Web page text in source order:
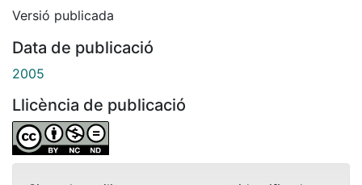
Versió publicada
Data de publicació
2005
Llicència de publicació